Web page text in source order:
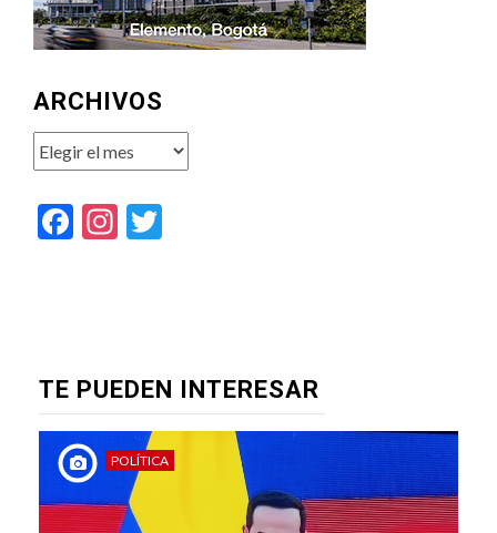
ARCHIVOS
Archivos
Facebook
Instagram
TE PUEDEN INTERESAR
POLÍTICA